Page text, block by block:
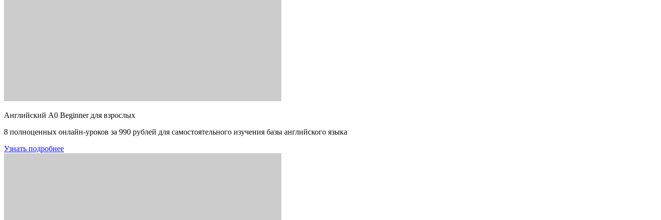
Английский A0 Beginner для взрослых
8 полноценных онлайн-уроков за 990 рублей для самостоятельного изучения базы английского языка
Узнать подробнее